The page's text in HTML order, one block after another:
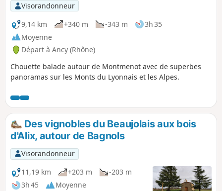
Visorandonneur
9,14 km
+340 m -343 m
3h 35
Moyenne
Départ à Ancy (Rhône)
Chouette balade autour de Montmenot avec de superbes
panoramas sur les Monts du Lyonnais et les Alpes.
Des vignobles du Beaujolais aux bois
d'Alix, autour de Bagnols
Visorandonneur
11,19 km
+203 m
-203 m
3h 45
Moyenne